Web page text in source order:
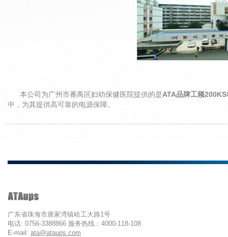
本公司 为广州市番禺区妇幼保健医院提供的是ATA品牌工频200KS
中，为其提供高可靠的电源保障。
广东省珠海市唐家湾镇哈工大路1号
电话: 0756-3388866 服务热线：4000-118-108
E-mail: ata@ataups.com